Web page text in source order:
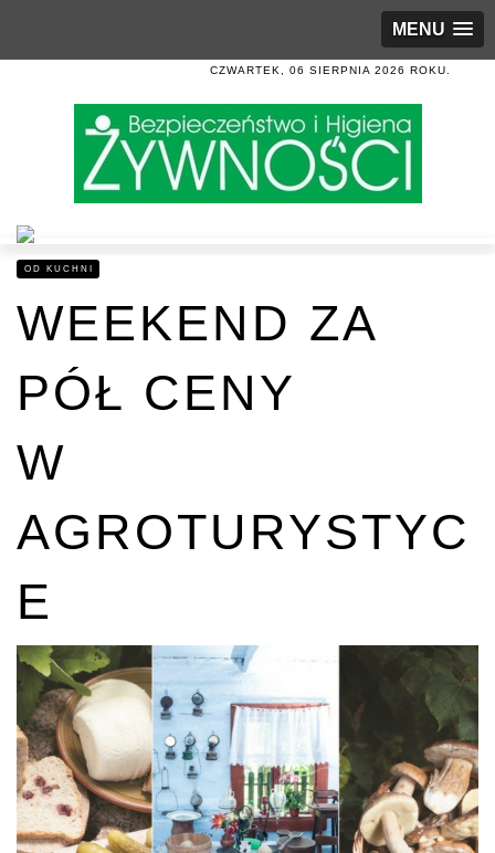
MENU
CZWARTEK, 06 SIERPNIA 2026 ROKU.
OD KUCHNI
WEEKEND ZA
PÓŁ CENY
W
AGROTURYSTYC
E